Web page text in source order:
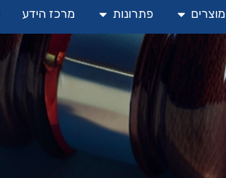
מוצרים פתרונות מרכז הידע